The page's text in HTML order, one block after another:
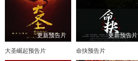
更新预告片
大圣崛起预告片
更新预告片
命抉预告片